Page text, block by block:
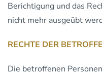
Berichtigung und das
nicht mehr ausgeübt
RECHTE DER
Die betroffenen